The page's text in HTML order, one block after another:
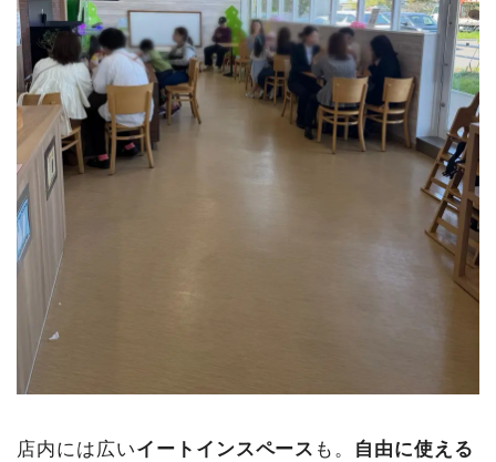
店内には広いイートインスペース も。 自由に使える